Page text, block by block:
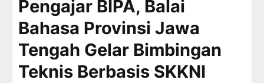
Pengajar BIPA, Balai
Bahasa Provinsi Jawa
Tengah Gelar Bimbingan
Teknis Berbasis SKKNI